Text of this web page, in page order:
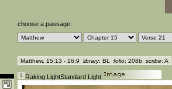
choose a passage:
Matthew, 15:13 - 16:9 library: BL folio: 208b scribe: A
Raking LightStandard Light